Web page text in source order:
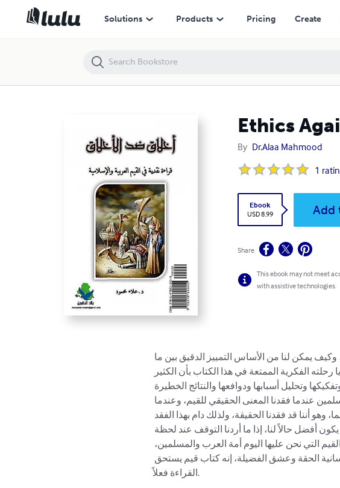
Solutions Products Pricing Create
By Dr.Alaa Mahmood
1
Ebook
USD 8.99
Add
Share
This ebook may not meet
with assistive technologies.
وكيف يمكن لنا من الأساس التمييز الدقيق بين ما
الفكرية الممتعة في هذا الكتاب بأن الكثير
وتحليل أسبابها ودوافعها والنتائج الخطيرة
عندما فقدنا المعنى الحقيقي للقيم، وعندما
وهو أننا قد فقدنا الحقيقة، ولذلك دام بهذا الفقد
أفضل حالاً لنا، إذا ما أردنا التوقف عند لحظة
التي نحن عليها اليوم أمة العرب والمسلمين،
الحقة وعشق الفضيلة، إنه كتاب قيم يستحق
القراءة فعلاً.